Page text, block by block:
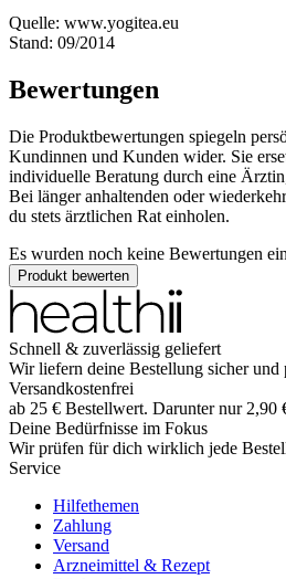
Quelle: www.yogitea.eu
Stand: 09/2014
Bewertungen
Die Produktbewertungen spiegeln
Kundinnen und Kunden wider. Sie
individuelle Beratung durch eine
Bei länger anhaltenden oder
du stets ärztlichen Rat einholen.
Es wurden noch keine Bewertungen
Produkt bewerten
Schnell & zuverlässig geliefert
Wir liefern deine Bestellung sicher und
Versandkostenfrei
ab 25 € Bestellwert. Darunter nur 2,90
Deine Bedürfnisse im Fokus
Wir prüfen für dich wirklich jede
Service
Hilfethemen
Zahlung
Versand
Arzneimittel & Rezept